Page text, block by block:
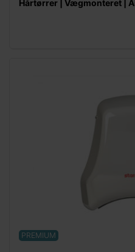
Hårtørrer | Vægmonteret |
PREMIUM